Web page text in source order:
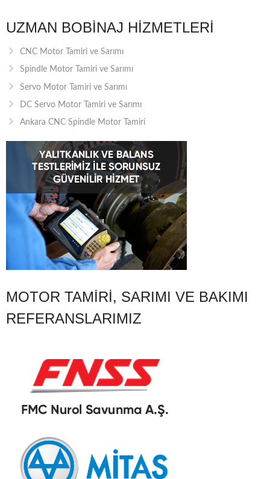
UZMAN BOBINAJ HIZMETLERI
CNC Motor Tamiri ve Sarımı
Spindle Motor Tamiri ve Sarımı
Servo Motor Tamiri ve Sarımı
DC Servo Motor Tamiri ve Sarımı
Ankara CNC Spindle Motor Tamiri
MOTOR TAMIRI, SARIMI VE BAKIMI
REFERANSLARIMIZ